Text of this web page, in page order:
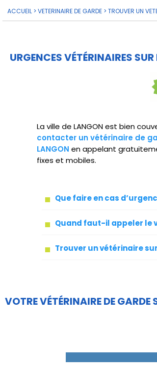
ACCUEIL > VETERINAIRE DE GARDE > TROUVER UN
URGENCES VÉTÉRINAIRES
La ville de LANGON est bien
contacter un vétérinaire de
LANGON en appelant
fixes et mobiles.
Que faire en cas
Quand faut-il appeler le
Trouver un vétérinaire sur
VOTRE VÉTÉRINAIRE DE GARDE